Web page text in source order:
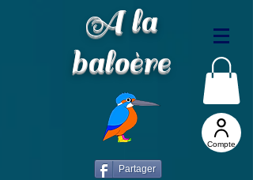
A la
baloère
Compte
Partager